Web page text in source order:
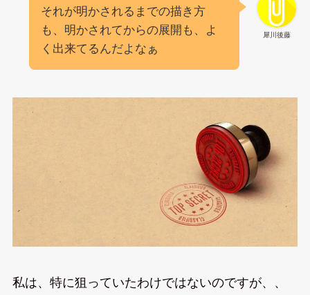
犀川後藤
それが明かされるまでの描き方
も、明かされてからの展開も、よ
く出来てるんだよなぁ
私は、特に狙っていたわけではないのですが、、